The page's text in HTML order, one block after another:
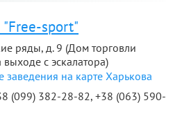
"Free-sport"
ряды, д. 9 (Дом торговли
с эскалатора)
заведения на карте Харькова
(099) 382-28-82, +38 (063) 590-